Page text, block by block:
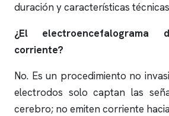
duración y características
¿El electroencefalograma
corriente?
No. Es un procedimiento no
electrodos solo captan las
cerebro; no emiten corriente